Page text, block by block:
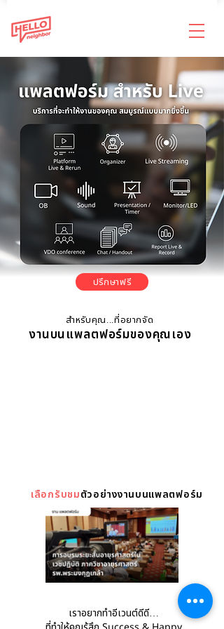
ปรึกษาฟรี
สำหรับคุณ...ที่อยากจัด
งานบนแพลตฟอร์มของคุณเอง
เลือกรับชมตัวอย่างงานบนแพลตฟอร์ม
เราอยากทำอีเวนต์ดีดี…